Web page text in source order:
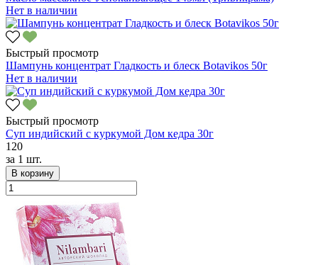
Нет в наличии
Быстрый просмотр
Шампунь концентрат Гладкость и блеск Botavikos 50г
Нет в наличии
Быстрый просмотр
Суп индийский с куркумой Дом кедра 30г
120
за 1 шт.
В корзину